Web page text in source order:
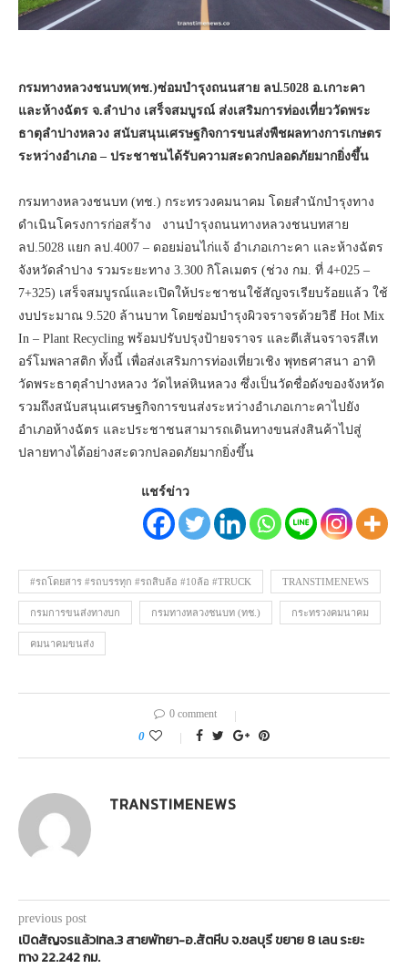
กรมทางหลวงชนบท(ทช.)ซ่อมบำรุงถนนสาย ลป.5028 อ.เกาะคา
และห้างฉัตร จ.ลำปาง เสร็จสมบูรณ์ ส่งเสริมการท่องเที่ยววัดพระ
ธาตุลำปางหลวง สนับสนุนเศรษฐกิจการขนส่งพืชผลทางการเกษตร
ระหว่างอำเภอ – ประชาชนได้รับความสะดวกปลอดภัยมากยิ่งขึ้น
กรมทางหลวงชนบท (ทช.) กระทรวงคมนาคม โดยสำนักบำรุงทาง
ดำเนินโครงการก่อสร้าง งานบำรุงถนนทางหลวงชนบทสาย
ลป.5028 แยก ลป.4007 – ดอยม่อนไก่แจ้ อำเภอเกาะคา และห้างฉัตร
จังหวัดลำปาง รวมระยะทาง 3.300 กิโลเมตร (ช่วง กม. ที่ 4+025 –
7+325) เสร็จสมบูรณ์และเปิดให้ประชาชนใช้สัญจรเรียบร้อยแล้ว ใช้
งบประมาณ 9.520 ล้านบาท โดยซ่อมบำรุงผิวจราจรด้วยวิธี Hot Mix
In – Plant Recycling พร้อมปรับปรุงป้ายจราจร และตีเส้นจราจรสีเท
อร์โมพลาสติก ทั้งนี้ เพื่อส่งเสริมการท่องเที่ยวเชิง พุทธศาสนา อาทิ
วัดพระธาตุลำปางหลวง วัดไหล่หินหลวง ซึ่งเป็นวัดชื่อดังของจังหวัด
รวมถึงสนับสนุนเศรษฐกิจการขนส่งระหว่างอำเภอเกาะคาไปยัง
อำเภอห้างฉัตร และประชาชนสามารถเดินทางขนส่งสินค้าไปสู่
ปลายทางได้อย่างสะดวกปลอดภัยมากยิ่งขึ้น
แชร์ข่าว
#รถโดยสาร #รถบรรทุก #รถสิบล้อ #10ล้อ #TRUCK TRANSTIMENEWS
กรมการขนส่งทางบก กรมทางหลวงชนบท (ทช.) กระทรวงคมนาคม
คมนาคมขนส่ง
0 comment
0
TRANSTIMENEWS
previous post
เปิดสัญจรแล้ว!ทล.3 สายพัทยา-อ.สัตหีบ จ.ชลบุรี ขยาย 8 เลน ระยะ
ทาง 22.242 กม.